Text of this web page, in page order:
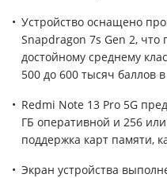
Устройство оснащено
Snapdragon 7s Gen 2, что
достойному среднему
500 до 600 тысяч баллов
Redmi Note 13 Pro 5G
ГБ оперативной и 256
поддержка карт памяти,
Экран устройства